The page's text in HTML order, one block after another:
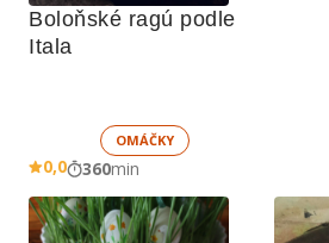
Boloňské ragú podle
Itala
OMÁČKY
0,0 360min